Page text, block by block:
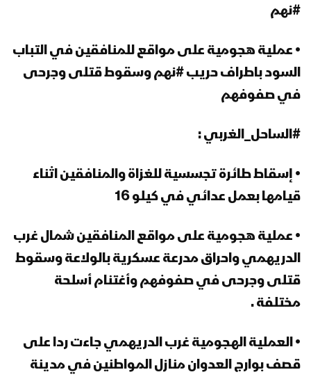
#نهم
• عملية هجومية على مواقع للمنافقين في التباب
السود باطراف حريب #نهم وسقوط قتلى وجرحى
في صفوفهم
#الساحل_الغربي :
• إسقاط طائرة تجسسية للغزاة والمنافقين اثناء
قيامها بعمل عدائي في كيلو 16
• عملية هجومية على مواقع المنافقين شمال غرب
الدريهمي واحراق مدرعة عسكرية بالولاعة وسقوط
قتلى وجرحى في صفوفهم وأغتنام أسلحة
مختلفة .
• العملية الهجومية غرب الدريهمي جاءت ردا على
قصف بوارج العدوان منازل المواطنين في مدينة